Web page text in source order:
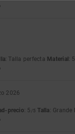
: Talla perfecta Material : 5
2026
precio: 5 /5 Talla: Grande